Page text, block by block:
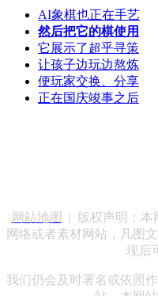
AI象棋也正在手艺
然后把它的棋使用
它展示了超乎寻策
让孩子边玩边熬炼
便玩家交换、分享
正在国庆竣事之后
网站地图
| 版权声明：本
网络或者素材网站，凡图
现后
我们仍会及时署名或依照